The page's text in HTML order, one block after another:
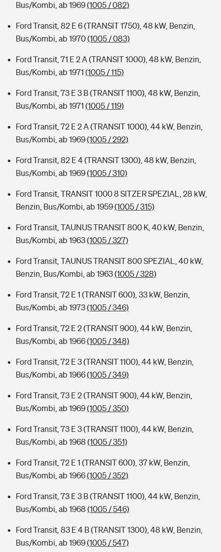
Bus/Kombi, ab 1969(1005 / 082)
Ford Transit, 82 E 6 (TRANSIT 1750), 48 kW, Benzin,
Bus/Kombi, ab 1970(1005 / 083)
Ford Transit, 71 E 2 A (TRANSIT 1000), 48 kW, Benzin,
Bus/Kombi, ab 1971 (1005 / 115)
Ford Transit, 73 E 3 B (TRANSIT 1100), 48 kW, Benzin,
Bus/Kombi, ab 1971 (1005 / 119)
Ford Transit, 72 E 2 A (TRANSIT 1000), 44 kW, Benzin,
Bus/Kombi, ab 1969(1005 / 292)
Ford Transit, 82 E 4 (TRANSIT 1300), 48 kW, Benzin,
Bus/Kombi, ab 1969(1005 / 310)
Ford Transit, TRANSIT 1000 8 SITZER SPEZIAL, 28 kW,
Benzin, Bus/Kombi, ab 1959(1005 / 315)
Ford Transit, TAUNUS TRANSIT 800 K, 40 kW, Benzin,
Bus/Kombi, ab 1963(1005 / 327)
Ford Transit, TAUNUS TRANSIT 800 SPEZIAL, 40 kW,
Benzin, Bus/Kombi, ab 1963(1005 / 328)
Ford Transit, 72 E 1 (TRANSIT 600), 33 kW, Benzin,
Bus/Kombi, ab 1973(1005 / 346)
Ford Transit, 72 E 2 (TRANSIT 900), 44 kW, Benzin,
Bus/Kombi, ab 1966(1005 / 348)
Ford Transit, 72 E 3 (TRANSIT 1100), 44 kW, Benzin,
Bus/Kombi, ab 1966(1005 / 349)
Ford Transit, 73 E 2 (TRANSIT 900), 44 kW, Benzin,
Bus/Kombi, ab 1969(1005 / 350)
Ford Transit, 73 E 3 (TRANSIT 1100), 44 kW, Benzin,
Bus/Kombi, ab 1968 (1005 / 351)
Ford Transit, 72 E 1 (TRANSIT 600), 37 kW, Benzin,
Bus/Kombi, ab 1966(1005 / 352)
Ford Transit, 73 E 3 B (TRANSIT 1100), 44 kW, Benzin,
Bus/Kombi, ab 1968 (1005 / 546)
Ford Transit, 83 E 4 B (TRANSIT 1300), 48 kW, Benzin,
Bus/Kombi, ab 1969(1005 / 547)